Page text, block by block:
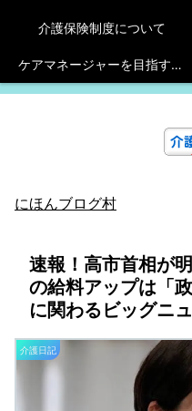
介護保険制度について
ケアマネージャーを目指すには！
にほんブログ村
速報！高市首相が
の給料アップは「
に関わるビッグニ
介護日記